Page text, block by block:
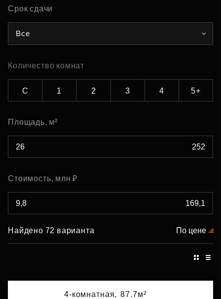
Срок сдачи
Все
Количество комнат
С 1 2 3 4 5+
Площадь, м²
Стоимость, млн ₽
Найдено 72 варианта По цене
4-комнатная, 87.7м²